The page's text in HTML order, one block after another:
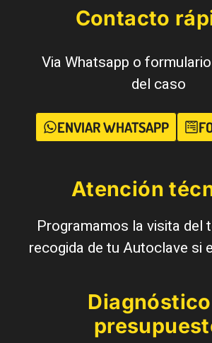
Contacto
Via Whatsapp o
del caso
ENVIAR WHATSAPP
Atención
Programamos la visita del
recogida de tu Autoclave si